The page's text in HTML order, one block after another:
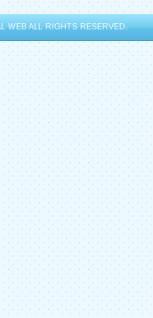
WEB ALL RIGHTS RESERVED.